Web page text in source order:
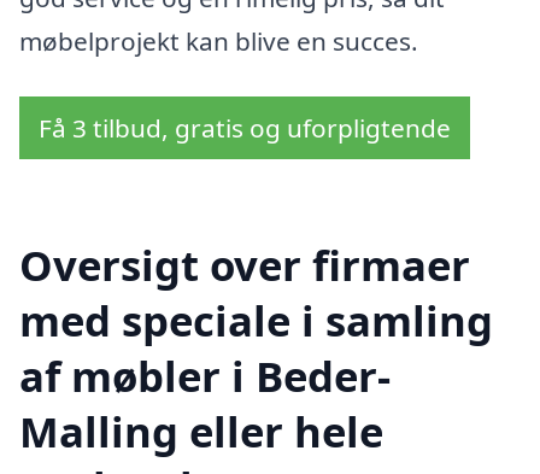
møbelprojekt kan blive en succes.
Få 3 tilbud, gratis og uforpligtende
Oversigt over firmaer
med speciale i samling
af møbler i Beder-
Malling eller hele